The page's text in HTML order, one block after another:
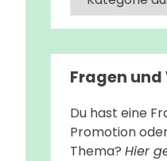
Fragen
Du hast eine
Promotion
Thema? Hier